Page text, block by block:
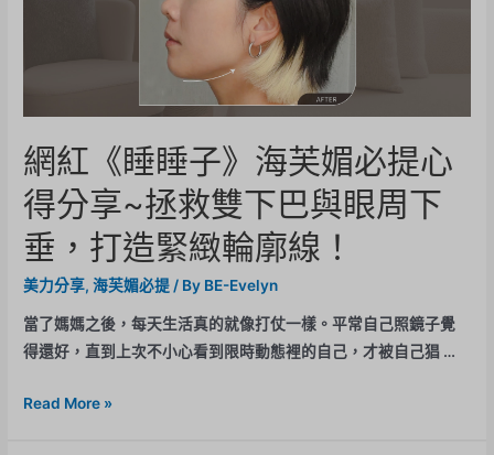
網紅《睡睡子》海芙媚必提心
得分享~拯救雙下巴與眼周下
垂，打造緊緻輪廓線！
美力分享,海芙媚必提 / By BE-Evelyn
當了媽媽之後，每天生活真的就像打仗一樣。平常自己照鏡子覺
得還好，直到上次不小心看到限時動態裡的自己，才被自己猖 …
Read More »